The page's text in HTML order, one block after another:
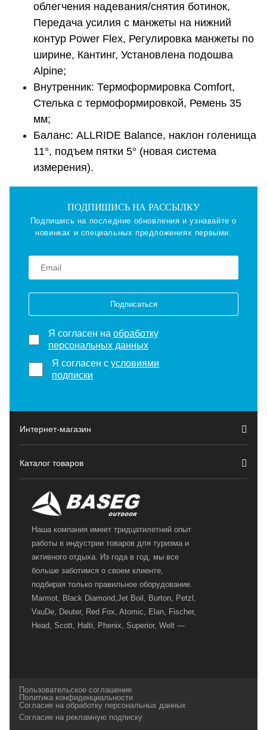
облегчения надевания/снятия ботинок,
Передача усилия с манжеты на нижний
контур Power Flex, Регулировка манжеты по
ширине, Кантинг, Установлена подошва
Alpine;
Внутренник: Термоформировка Comfort,
Стелька с термоформировкой, Ремень 35
мм;
Баланс: ALLRIDE Balance, наклон голенища
11°, подъем пятки 5° (новая система
измерения).
ПОДПИШИСЬ НА РАССЫЛКУ
Подпишись на последние обновления и узнавайте о
новинках и специальных предложениях первыми.
Подписаться
Я согласен на обработку
персональных данных
Я согласен сусловиями
подписки
Интернет-магазин
Каталог товаров
Наша компания имеет тридцатилетний опыт
работы в индустрии товаров для туризма и
активного отдыха. Из года в год, мы все
больше заботимся о своем клиенте,
подбирая только правильное оборудование.
Marmot, Black Diamond,Jet Boil, Burton, Petzl,
VauDe, Deuter, Red Fox, Atomic, Elan, Fischer,
Head, Scott, Halti, Phenix, Superior, Welt —
и взыскательных путешественников,
спортсменов и отдыхающих.
Пользовательское соглашение
Политика конфиденциальности
Согласие на обработку персональных данных
Согласие на рекламную подписку